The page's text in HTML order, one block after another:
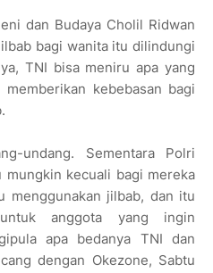
dan Budaya Cholil Ridwan
bagi wanita itu dilindungi
TNI bisa meniru apa yang
kebebasan bagi
undang. Sementara Polri
mungkin kecuali bagi mereka
menggunakan jilbab, dan itu
anggota yang ingin
apa bedanya TNI dan
dengan Okezone, Sabtu